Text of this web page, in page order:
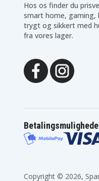
Hos os finder du
smart home, gaming,
trygt og sikkert med
fra vores lager.
Copyright © 2026,